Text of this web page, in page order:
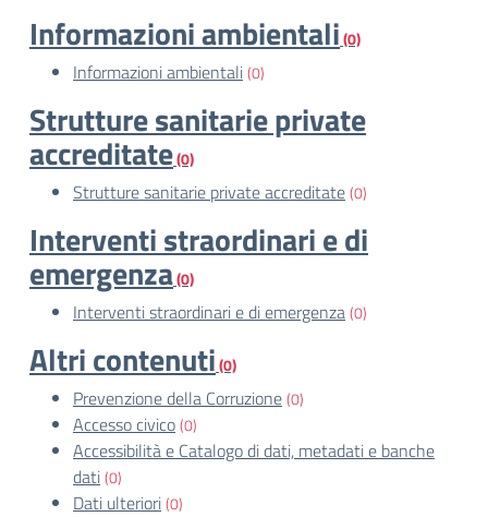
Informazioni ambientali(0)
Informazioni ambientali(0)
Strutture sanitarie private
accreditate(0)
Strutture sanitarie private accreditate(0)
Interventi straordinari e di
emergenza(0)
Interventi straordinari e di emergenza(0)
Altri contenuti(0)
Prevenzione della Corruzione(0)
Accesso civico(0)
Accessibilità e Catalogo di dati, metadati e banche
dati(0)
Dati ulteriori(0)